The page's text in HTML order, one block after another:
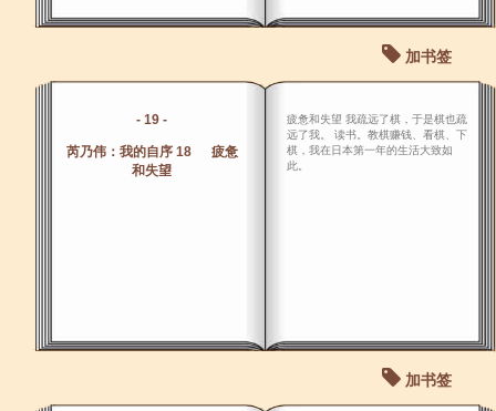
加书签
- 19 -
芮乃伟：我的自序 18 疲惫
和失望
疲惫和失望 我疏远了棋，于是棋也疏
远了我。 读书。教棋赚钱、看棋、下
棋，我在日本第一年的生活大致如
此。
加书签